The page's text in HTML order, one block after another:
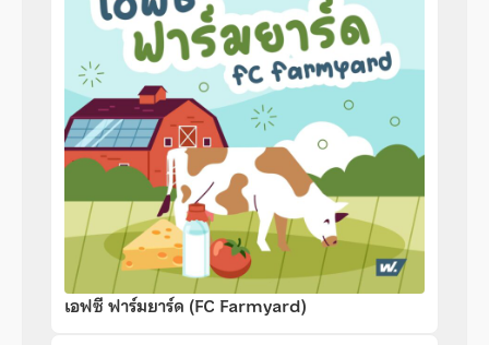
เอฟซี ฟาร์มยาร์ด (FC Farmyard)